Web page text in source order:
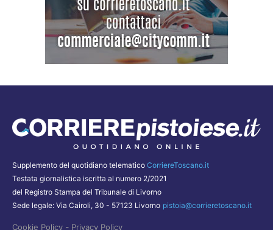
Supplemento del quotidiano telematico CorriereToscano.it
Testata giornalistica iscritta al numero 2/2021
del Registro Stampa del Tribunale di Livorno
Sede legale: Via Cairoli, 30 - 57123 Livorno pistoia@corrieretoscano.it
Cookie Policy - Privacy Policy